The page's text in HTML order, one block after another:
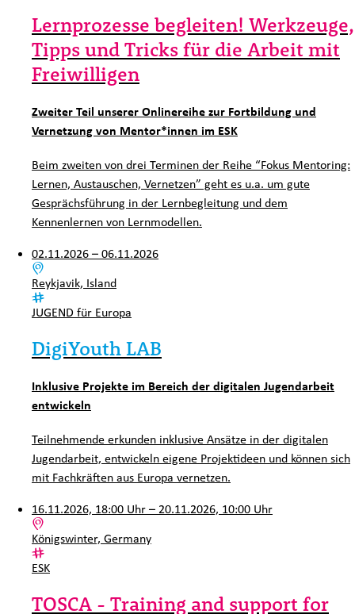
Lernprozesse begleiten! Werkzeuge,
Tipps und Tricks für die Arbeit mit
Freiwilligen
Zweiter Teil unserer Onlinereihe zur Fortbildung und
Vernetzung von Mentor*innen im ESK
Beim zweiten von drei Terminen der Reihe “Fokus Mentoring:
Lernen, Austauschen, Vernetzen” geht es u.a. um gute
Gesprächsführung in der Lernbegleitung und dem
Kennenlernen von Lernmodellen.
02.11.2026 – 06.11.2026
Ort:
Reykjavik, Island
Kategorie:
JUGEND für Europa
DigiYouth LAB
Inklusive Projekte im Bereich der digitalen Jugendarbeit
entwickeln
Teilnehmende erkunden inklusive Ansätze in der digitalen
Jugendarbeit, entwickeln eigene Projektideen und können sich
mit Fachkräften aus Europa vernetzen.
16.11.2026, 18:00 Uhr – 20.11.2026, 10:00 Uhr
Ort:
Königswinter, Germany
Kategorie:
ESK
TOSCA - Training and support for